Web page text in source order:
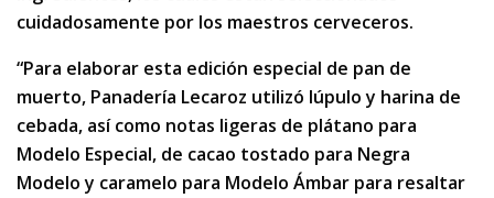
cuidadosamente por los maestros cerveceros.
“Para elaborar esta edición especial de pan de
muerto, Panadería Lecaroz utilizó lúpulo y harina de
cebada, así como notas ligeras de plátano para
Modelo Especial, de cacao tostado para Negra
Modelo y caramelo para Modelo Ámbar para resaltar